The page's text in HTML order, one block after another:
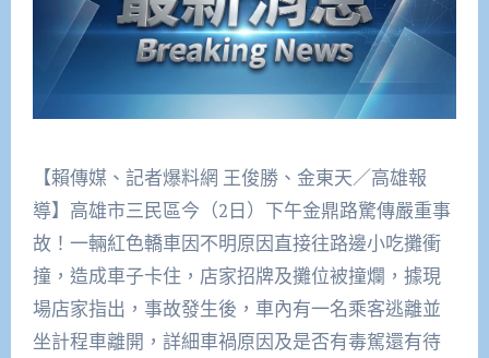
【賴傳媒、記者爆料網 王俊勝、金東天／高雄報
導】高雄市三民區今（2日）下午金鼎路驚傳嚴重事
故！一輛紅色轎車因不明原因直接往路邊小吃攤衝
撞，造成車子卡住，店家招牌及攤位被撞爛，據現
場店家指出，事故發生後，車內有一名乘客逃離並
坐計程車離開，詳細車禍原因及是否有毒駕還有待